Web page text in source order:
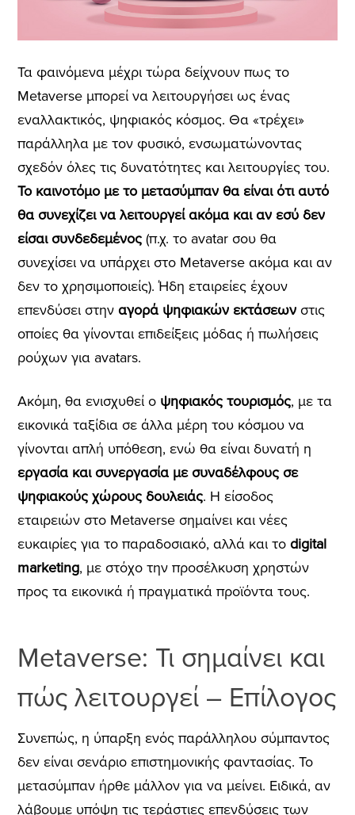
Τα φαινόμενα μέχρι τώρα δείχνουν πως το
Metaverse μπορεί να λειτουργήσει ως ένας
εναλλακτικός, ψηφιακός κόσμος. Θα «τρέχει»
παράλληλα με τον φυσικό, ενσωματώνοντας
σχεδόν όλες τις δυνατότητες και λειτουργίες του.
Το καινοτόμο με το μετασύμπαν θα είναι ότι αυτό
θα συνεχίζει να λειτουργεί ακόμα και αν εσύ δεν
είσαι συνδεδεμένος(π.χ. το avatar σου θα
συνεχίσει να υπάρχει στο Metaverse ακόμα και αν
δεν το χρησιμοποιείς). Ήδη εταιρείες έχουν
επενδύσει στην αγορά ψηφιακών εκτάσεων στις
οποίες θα γίνονται επιδείξεις μόδας ή πωλήσεις
ρούχων για avatars.
Ακόμη, θα ενισχυθεί ο ψηφιακός τουρισμός, με τα
εικονικά ταξίδια σε άλλα μέρη του κόσμου να
γίνονται απλή υπόθεση, ενώ θα είναι δυνατή η
εργασία και συνεργασία με συναδέλφους σε
ψηφιακούς χώρους δουλειάς. Η είσοδος
εταιρειών στο Metaverse σημαίνει και νέες
ευκαιρίες για το παραδοσιακό, αλλά και το digital
marketing, με στόχο την προσέλκυση χρηστών
προς τα εικονικά ή πραγματικά προϊόντα τους.
Metaverse: Τι σημαίνει και
πώς λειτουργεί – Επίλογος
Συνεπώς, η ύπαρξη ενός παράλληλου σύμπαντος
δεν είναι σενάριο επιστημονικής φαντασίας. Το
μετασύμπαν ήρθε μάλλον για να μείνει. Ειδικά, αν
λάβουμε υπόψη τις τεράστιες επενδύσεις των